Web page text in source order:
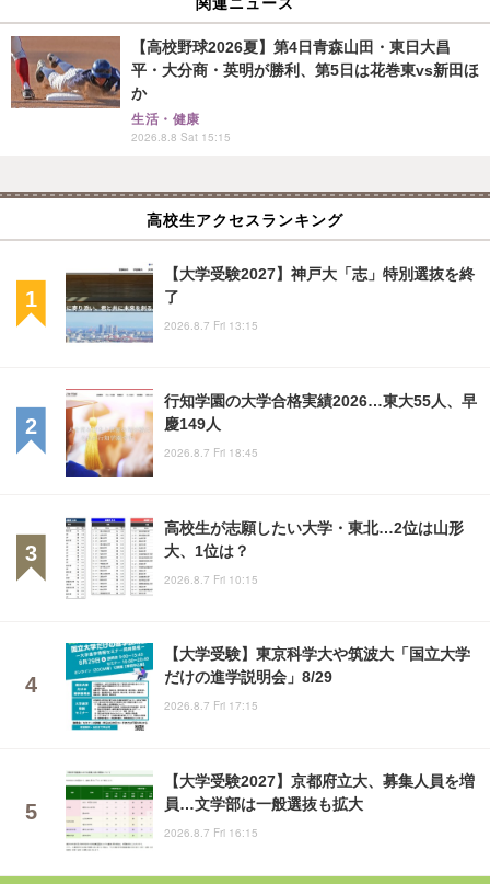
【高校野球2026夏】第4日青森山田・東日大昌
平・大分商・英明が勝利、第5日は花巻東vs新田ほ
か
生活・健康
2026.8.8 Sat 15:15
高校生アクセスランキング
【大学受験2027】神戸大「志」特別選抜を終
了
2026.8.7 Fri 13:15
行知学園の大学合格実績2026…東大55人、早
慶149人
2026.8.7 Fri 18:45
高校生が志願したい大学・東北…2位は山形
大、1位は？
2026.8.7 Fri 10:15
【大学受験】東京科学大や筑波大「国立大学
だけの進学説明会」8/29
2026.8.7 Fri 17:15
【大学受験2027】京都府立大、募集人員を増
員…文学部は一般選抜も拡大
2026.8.7 Fri 16:15